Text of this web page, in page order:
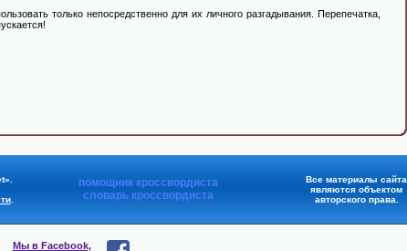
только непосредственно для их личного разгадывания. Перепечатка,
.
помощник кроссвордиста
словарь кроссвордиста
Все материалы сайта
являются объектом
авторского права.
Мы в Facebook,